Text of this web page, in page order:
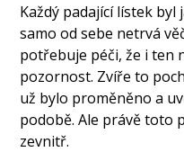
Každý padající lístek byl
samo od sebe netrvá
potřebuje péči, že i ten
pozornost. Zvíře to
už bylo proměněno a
podobě. Ale právě toto
zevnitř.